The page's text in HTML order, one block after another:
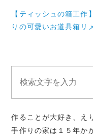
ナ
ョ
ン
【ティッシュの箱工
りの可愛いお道具箱リ
作ることが大好き、え
手作りの家は１５年か